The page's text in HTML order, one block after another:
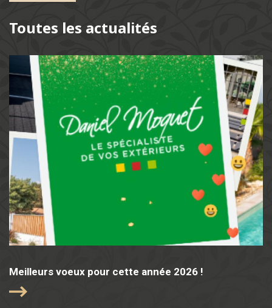
Toutes les actualités
Meilleurs voeux pour cette année 2026 !